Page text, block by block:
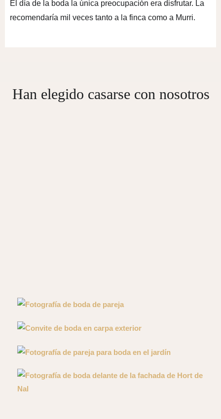
El día de la boda la única preocupación era disfrutar. La
recomendaría mil veces tanto a la finca como a Murri.
Han elegido casarse con nosotros